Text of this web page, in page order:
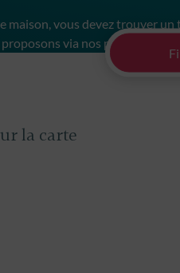
maison, vous devez trouver
via nos partenaires
la carte